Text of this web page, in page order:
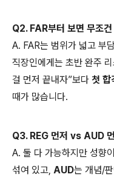
Q2. FAR부터 보면 무조
A. FAR는 범위가 넓고 부
직장인에게는 초반 완주
걸 먼저 끝내자”보다 첫 합
때가 많습니다.
Q3. REG 먼저 vs AUD
A. 둘 다 가능하지만 성향
섞여 있고, AUD는 개념/